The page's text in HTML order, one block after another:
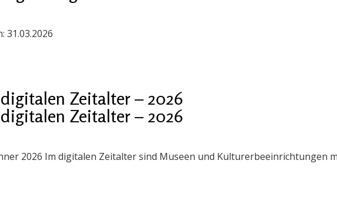
Zeitalter – 2026
Zeitalter – 2026
2026 Im digitalen Zeitalter sind Museen und Kulturerbeeinrichtungen